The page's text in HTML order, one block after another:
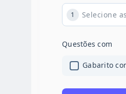
1
Questões com
Gabarito